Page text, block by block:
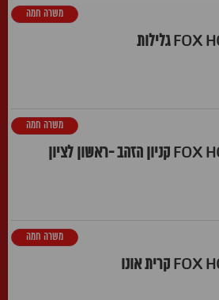
משרה חמה
משרה חמה
משרה חמה